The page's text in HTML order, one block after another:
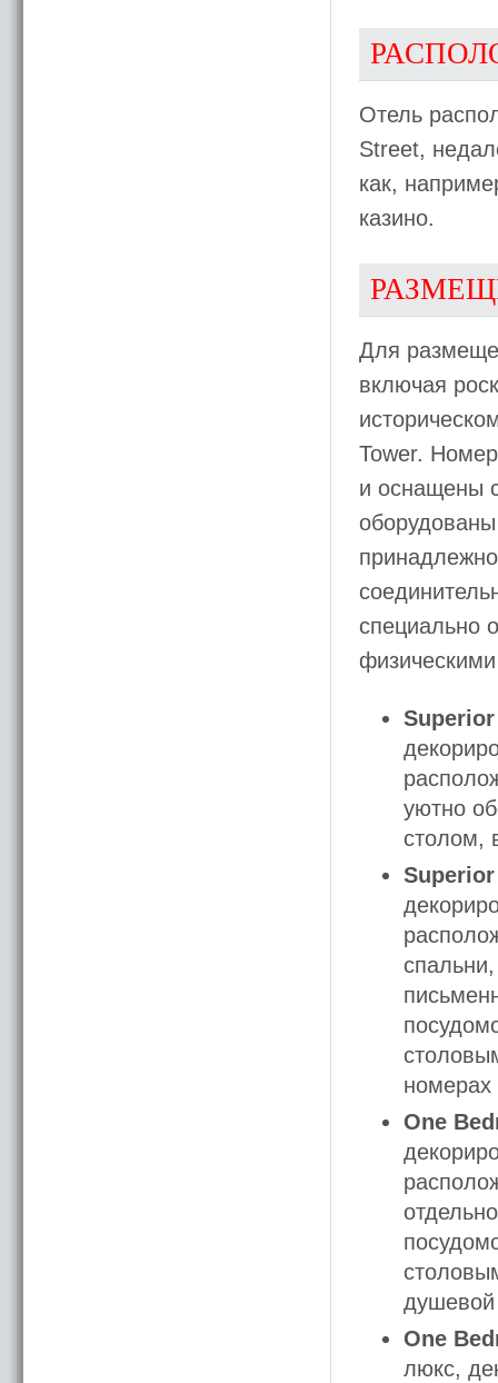
Отель
Street,
как,
казино.
Для
включая
Tower.
и оснащены
специально
уютно
столом,
номерах
One
душевой
One
люкс,